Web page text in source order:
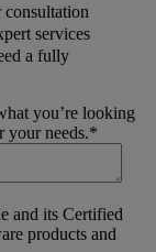
services
a fully
you’re looking
your needs.*
and its Certified
products and